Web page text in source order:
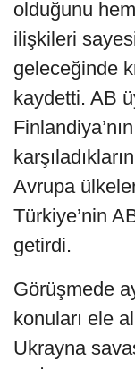
olduğunu
ilişkileri
geleceğinde
kaydetti. AB
Avrupa
Türkiye’nin
getirdi.
Görüşmede
konuları ele
Ukrayna